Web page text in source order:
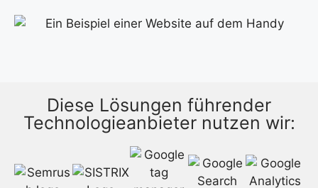
Diese Lösungen führender
Technologieanbieter nutzen wir: